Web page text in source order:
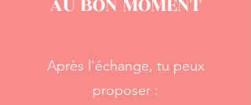
Après l’échange, tu peux
proposer :